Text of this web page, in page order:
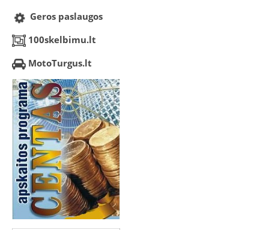
Geros paslaugos
100skelbimu.lt
MotoTurgus.lt